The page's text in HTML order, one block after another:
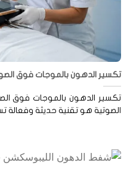
الدهون بالموجات فوق الصوتية
الدهون بالموجات فوق
هو تقنية حديثة وفعالة